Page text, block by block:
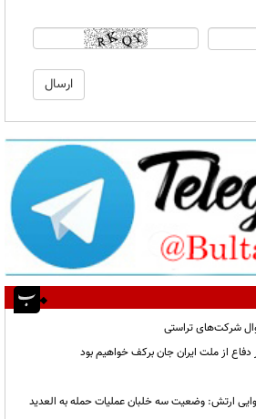
از ملت ایران جان برکف خواهیم بود
ارتش: وضعیت سه خلبان عملیات حمله به العدید